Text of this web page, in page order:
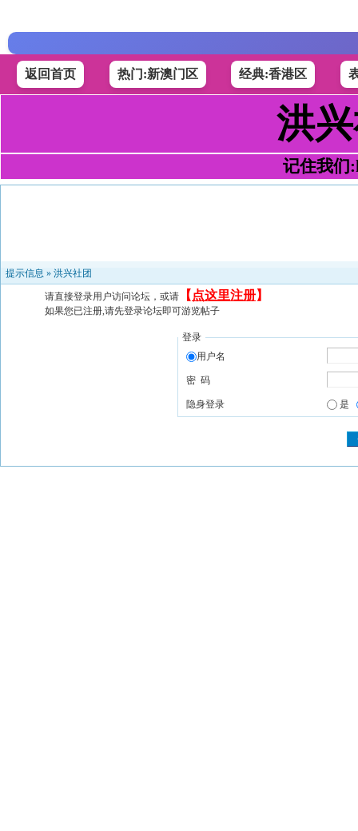
返回首页 热门:新澳门区 经典:香港区
洪
记住我们
提示信息 » 洪兴社团
请直接登录用户访问论坛，或请 【 点这里注册】
如果您已注册,请先登录论坛即可游览帖子
登录
用户名
密 码
隐身登录 是